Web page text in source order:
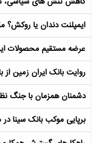
ایمپلنت دندان یا روکش؟
عرضه مستقیم محصولات
روایت بانک ایران زمین
دشمنان همزمان با جنگ
برپایی موکب بانک سینا